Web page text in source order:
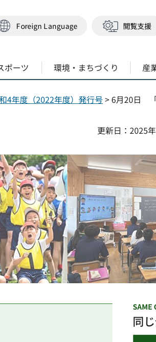
Foreign Language 閲覧支援
ポーツ 環境・まちづくり 産
4年度（2022年度）発行号> 6月20日
更新日：2025
同